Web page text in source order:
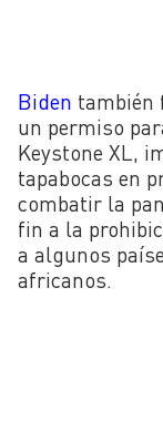
Biden también
un permiso
Keystone XL,
tapabocas en
combatir la
fin a la
a algunos
africanos.